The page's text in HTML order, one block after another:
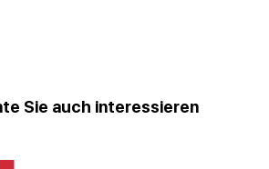
Sie auch interessieren